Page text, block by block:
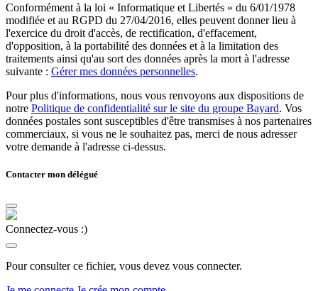
Conformément à la loi « Informatique et Libertés » du 6/01/1978
modifiée et au RGPD du 27/04/2016, elles peuvent donner lieu à
l'exercice du droit d'accès, de rectification, d'effacement,
d'opposition, à la portabilité des données et à la limitation des
traitements ainsi qu'au sort des données après la mort à l'adresse
suivante : Gérer mes données personnelles.
Pour plus d'informations, nous vous renvoyons aux dispositions de
notre Politique de confidentialité sur le site du groupe Bayard. Vos
données postales sont susceptibles d'être transmises à nos partenaires
commerciaux, si vous ne le souhaitez pas, merci de nous adresser
votre demande à l'adresse ci-dessus.
Contacter mon délégué
Connectez-vous :)
Pour consulter ce fichier, vous devez vous connecter.